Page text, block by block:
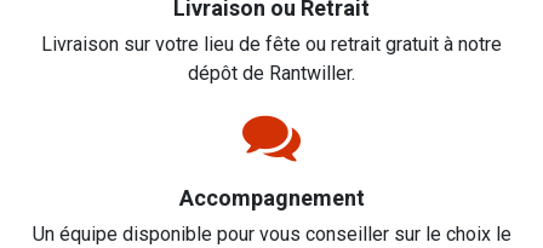
Livraison ou Retrait
Livraison sur votre lieu de fête ou retrait gratuit à notre
dépôt de Rantwiller.
Accompagnement
Un équipe disponible pour vous conseiller sur le choix le